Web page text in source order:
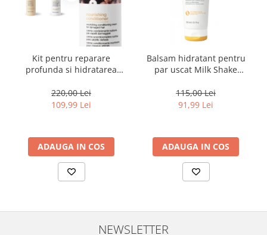
Kit pentru reparare
profunda si hidratarea
Milk Shake Integrity &
Strength Nourishing
220,00 Lei
109,99 Lei
ADAUGA IN COS
Balsam hidratant pentru
par uscat Milk Shake
115,00 Lei
91,99 Lei
ADAUGA IN COS
NEWSLETTER